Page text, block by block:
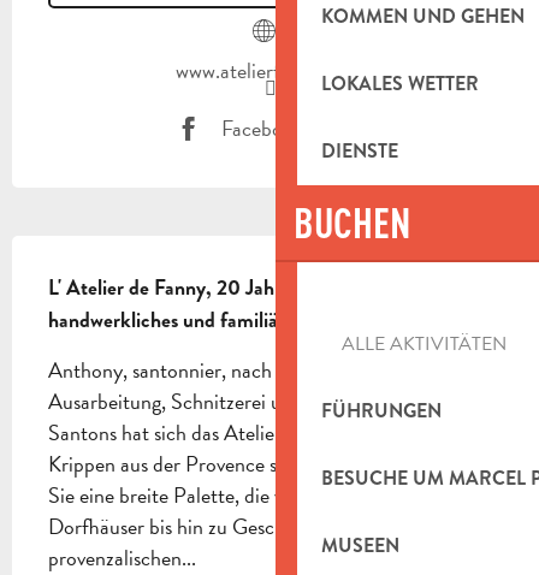
KOMMEN UND GEHEN
LOKALES WETTER
DIENSTE
BUCHEN
ALLE AKTIVITÄTEN
FÜHRUNGEN
BESUCHE UM MARCEL
MUSEEN
www.atelierfanny.com
Facebook Seite
L' Atelier de Fanny, 20 Jahre Erfahrung...Rein
handwerkliches und familiäres Atelier!
Anthony, santonnier, nach einigen Jahren der
Ausarbeitung, Schnitzerei und Herstellung von
Santons hat sich das Atelier auf die Dekoration von
Krippen aus der Provence spezialisiert. Hier finden
Sie eine breite Palette, die von Ställen über
Dorfhäuser bis hin zu Geschäften, Mühlen,
provenzalischen...